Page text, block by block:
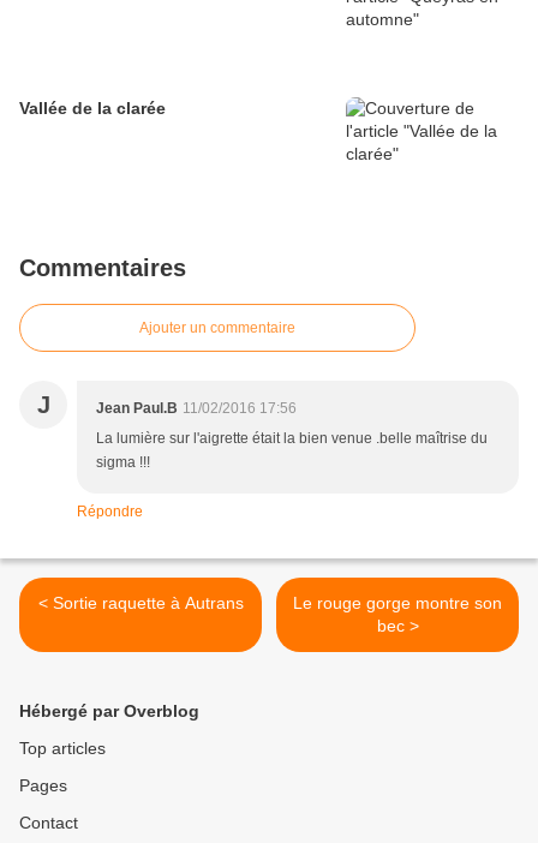
Vallée de la clarée
Commentaires
Ajouter un commentaire
J Jean Paul.B 11/02/2016 17:56
La lumière sur l'aigrette était la bien venue .belle maîtrise du
sigma !!!
Répondre
< Sortie raquette à Autrans
Le rouge gorge montre son
bec >
Hébergé par Overblog
Top articles
Pages
Contact